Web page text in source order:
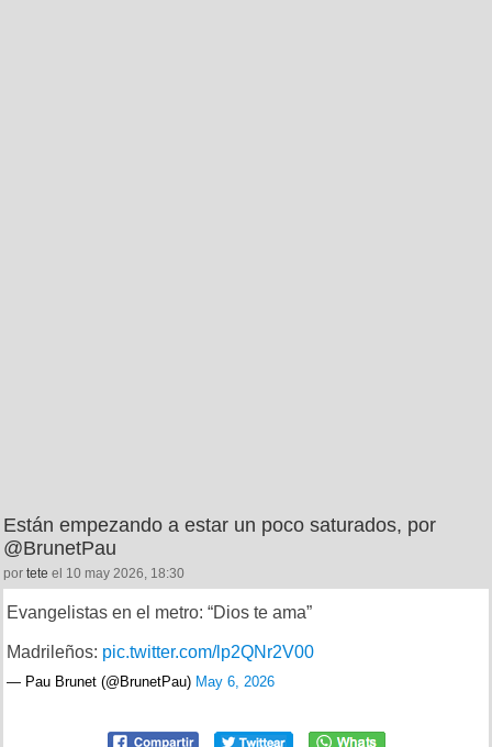
Están empezando a estar un poco saturados, por
@BrunetPau
por tete el 10 may 2026, 18:30
Evangelistas en el metro: “Dios te ama”
Madrileños: pic.twitter.com/lp2QNr2V00
— Pau Brunet (@BrunetPau) May 6, 2026